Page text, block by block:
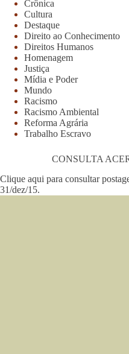
Crônica
Cultura
Destaque
Direito ao Conhecimento
Direitos Humanos
Homenagem
Justiça
Mídia e Poder
Mundo
Racismo
Racismo Ambiental
Reforma Agrária
Trabalho Escravo
CONSULTA
Clique aqui para consultar
31/dez/15.